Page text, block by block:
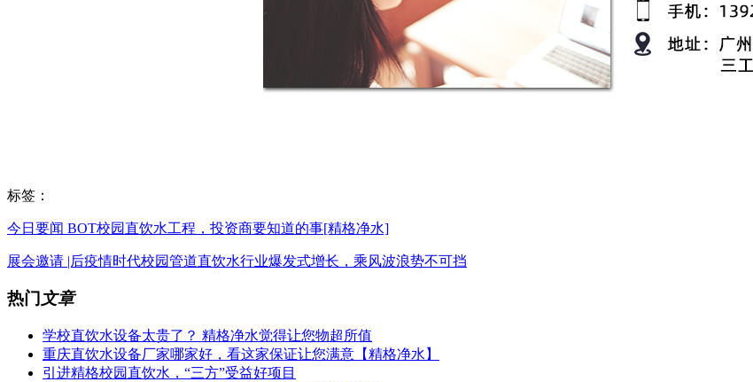
标签：
今日要闻 BOT校园直饮水工程，投资商要知道的事[精格净水]
展会邀请 |后疫情时代校园管道直饮水行业爆发式增长，乘风波浪势不可挡
热门 文章
学校直饮水设备太贵了？ 精格净水觉得让您物超所值
重庆直饮水设备厂家哪家好，看这家保证让您满意【精格净水】
引进精格校园直饮水，“三方”受益好项目